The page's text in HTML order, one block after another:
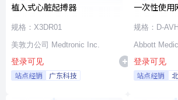
植入式心脏起搏器
规格：X3DR01
美敦力公司 Medtronic Inc.
登录可见
站点经销 广东科技
一次性使用
导管
规格：D-
Abbott
登录可见
站点经销